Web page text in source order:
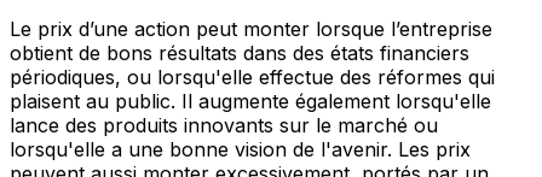
Le prix d’une action peut monter lorsque l’entreprise
obtient de bons résultats dans des états financiers
périodiques, ou lorsqu'elle effectue des réformes qui
plaisent au public. Il augmente également lorsqu'elle
lance des produits innovants sur le marché ou
lorsqu'elle a une bonne vision de l'avenir. Les prix